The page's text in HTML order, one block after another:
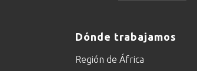
Dónde trabajamos
Región de África